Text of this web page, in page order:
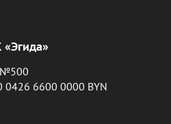
№500
0426 6600 0000 BYN